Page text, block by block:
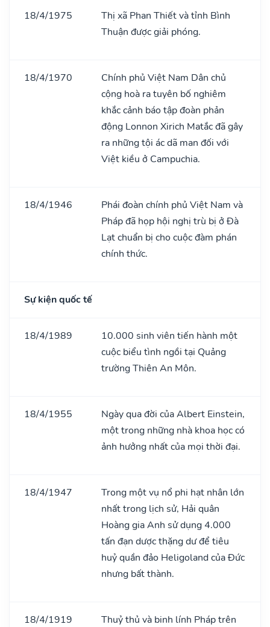
18/4/1975
Thị xã Phan Thiết và tỉnh Bình
Thuận được giải phóng.
18/4/1970
Chính phủ Việt Nam Dân chủ
cộng hoà ra tuyên bố nghiêm
khắc cảnh báo tập đoàn phản
động Lonnon Xirich Matắc đã gây
ra những tội ác dã man đối với
Việt kiều ở Campuchia.
18/4/1946
Phái đoàn chính phủ Việt Nam và
Pháp đã họp hội nghị trù bị ở Đà
Lạt chuẩn bị cho cuộc đàm phán
chính thức.
Sự kiện quốc tế
18/4/1989
10.000 sinh viên tiến hành một
cuộc biểu tình ngồi tại Quảng
trường Thiên An Môn.
18/4/1955
Ngày qua đời của Albert Einstein,
một trong những nhà khoa học có
ảnh hưởng nhất của mọi thời đại.
18/4/1947
Trong một vụ nổ phi hạt nhân lớn
nhất trong lịch sử, Hải quân
Hoàng gia Anh sử dụng 4.000
tấn đạn dược thặng dư để tiêu
huỷ quần đảo Heligoland của Đức
nhưng bất thành.
18/4/1919
Thuỷ thủ và binh lính Pháp trên